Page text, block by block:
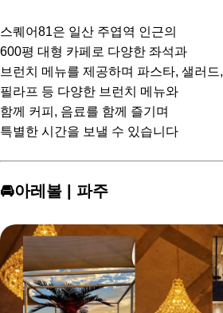
스퀘어81은 일산 주엽역 인근의
600평 대형 카페로 다양한 좌석과
브런치 메뉴를 제공하며 파스타, 샐러드,
필라프 등 다양한 브런치 메뉴와
함께 커피, 음료를 함께 즐기며
특별한 시간을 보낼 수 있습니다
🚘아레볼 | 파주